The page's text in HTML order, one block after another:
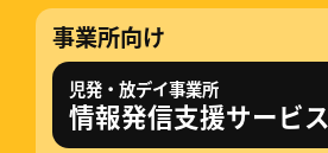
事業所向け
児発・放デイ事業所
情報発信支援サービス